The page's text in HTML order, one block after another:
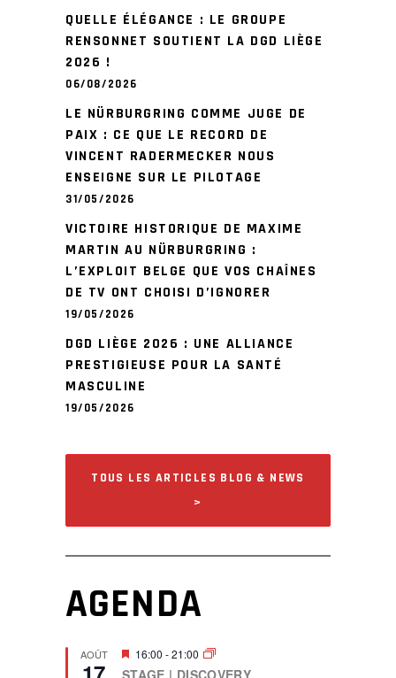
QUELLE ÉLÉGANCE : LE GROUPE
RENSONNET SOUTIENT LA DGD LIÈGE
2026 !
06/08/2026
LE NÜRBURGRING COMME JUGE DE
PAIX : CE QUE LE RECORD DE
VINCENT RADERMECKER NOUS
ENSEIGNE SUR LE PILOTAGE
31/05/2026
VICTOIRE HISTORIQUE DE MAXIME
MARTIN AU NÜRBURGRING :
L’EXPLOIT BELGE QUE VOS CHAÎNES
DE TV ONT CHOISI D’IGNORER
19/05/2026
DGD LIÈGE 2026 : UNE ALLIANCE
PRESTIGIEUSE POUR LA SANTÉ
MASCULINE
19/05/2026
TOUS LES ARTICLES BLOG & NEWS
>
AGENDA
AOÛT
F
e
16:00 -21:00
STAGE | DISCOVERY